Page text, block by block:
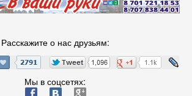
Расскажите о нас друзьям:
Мы в соцсетях: